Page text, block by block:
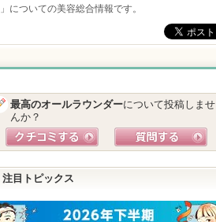
」についての美容総合情報です。
最高のオールラウンダーについて投稿しませ
んか？
注目トピックス